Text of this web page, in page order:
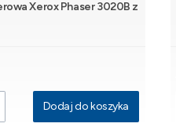
3020B z
Dodaj do koszyka